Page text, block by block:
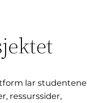
lar studentene
ressurssider,